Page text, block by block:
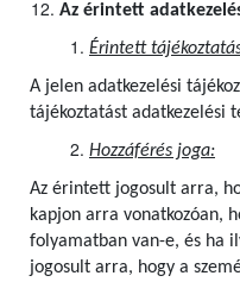
Az érintett
Érintett
A jelen adatkezelési
tájékoztatást adatkezelési
Hozzáférés joga:
Az érintett jogosult arra,
kapjon arra vonatkozóan,
folyamatban van-e, és ha
jogosult arra, hogy a